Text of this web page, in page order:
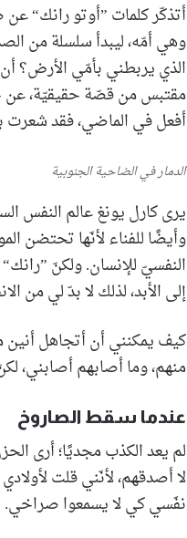
أتذكّر كلمات ”أوتو رانك“ عن
وهي أمّه، ليبدأ سلسلة من
الذي يربطني بأمّي الأرض؟
مقتبس من قصّة حقيقيّة، عن
أفعل في الماضي، فقد شعرت
الدمار في الضاحية الجنوبية
يرى كارل يونغ عالم النفس
وأيضًا للفناء لأنّها تحتضن
النفسيّ للإنسان. ولكنّ ”رانك“
إلى الأبد، لذلك لا بدّ لي من
كيف يمكنني أن أتجاهل
منهم، وما أصابهم أصابني،
عندما سقط الصاروخ
لم يعد الكذب مجديًا؛ أرى
لا أصدقهم، لأنّني قلت
نفَسي كي لا يسمعوا صراخي.